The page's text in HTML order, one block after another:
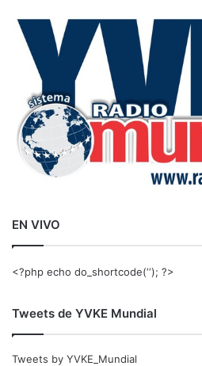
EN VIVO
<?php echo do_shortcode(‘‘); ?>
Tweets de YVKE Mundial
Tweets by YVKE_Mundial